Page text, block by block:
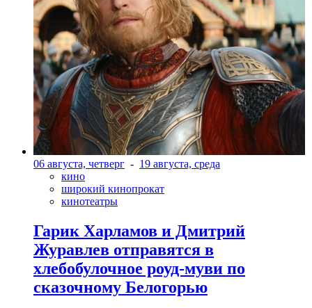
06 августа, четверг - 19 августа, среда
кино
широкий кинопрокат
кинотеатры
Гарик Харламов и Дмитрий
Журавлев отправятся в
хлебобулочное роуд-муви по
сказочному Белогорью